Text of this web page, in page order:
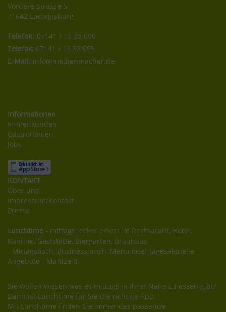
Vordere Strasse 5
71642 Ludwigsburg
Telefon: 07141 / 13 38 090
Telefax: 07141 / 13 38 099
E-Mail: info@medienmacher.de
Informationen
Firmenkunden
Gastronomen
Jobs
KONTAKT
Über uns
Impressum/Kontakt
Presse
Lunchtime - mittags lecker essen im Restaurant, Hotel,
Kantine, Gaststätte, Biergarten, Brauhaus
- Mittagstisch, Businesslunch, Menü oder tagesaktuelle
Angebote - Mahlzeit!
Sie wollen wissen was es mittags in Ihrer Nähe zu essen gibt?
Dann ist Lunchtime für Sie die richtige App.
Mit Lunchtime finden Sie immer das passende